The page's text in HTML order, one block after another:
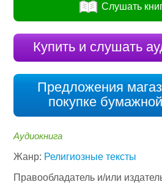
Слушать
Купить и слушать
Предложения
покупке
Аудиокнига
Жанр: Религиозные тексты
Правообладатель и/или